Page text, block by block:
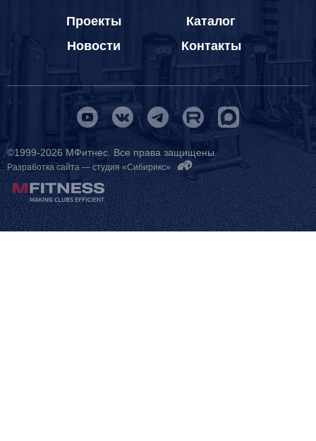
Проекты
Каталог
Новости
Контакты
©1999-2026 МФитнес. Все права защищены.
Разработка сайта — студия «Сибирикс»